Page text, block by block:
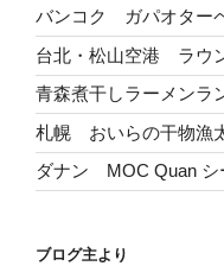
バンコク ガパオター
台北・松山空港 ラウ
青森煮干しラーメンラ
札幌 おいらの干物漁
ダナン MOC Quan シ
ブログ主より